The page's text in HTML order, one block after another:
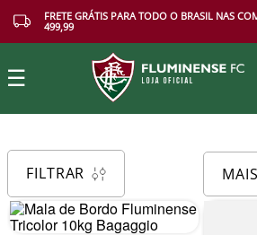
FRETE GRÁTIS PARA TODO O BRASIL NAS
499,99
☰
FILTRAR